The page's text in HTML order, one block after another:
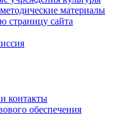
материалы
страницу сайта
контакты
обеспечения